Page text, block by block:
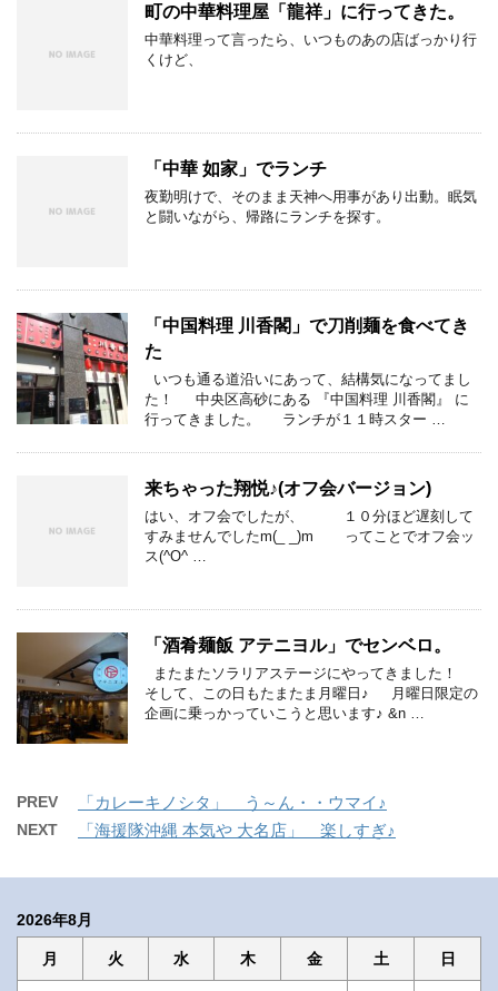
町の中華料理屋「龍祥」に行ってきた。
中華料理って言ったら、いつものあの店ばっかり行
くけど、
「中華 如家」でランチ
夜勤明けで、そのまま天神へ用事があり出動。眠気
と闘いながら、帰路にランチを探す。
「中国料理 川香閣」で刀削麺を食べてき
た
いつも通る道沿いにあって、結構気になってまし
た！ 中央区高砂にある 『中国料理 川香閣』 に
行ってきました。 ランチが１１時スター …
来ちゃった翔悦♪(オフ会バージョン)
はい、オフ会でしたが、 １０分ほど遅刻して
すみませんでしたm(_ _)m ってことでオフ会ッ
ス(^O^ …
「酒肴麺飯 アテニヨル」でセンベロ。
またまたソラリアステージにやってきました！
そして、この日もたまたま月曜日♪ 月曜日限定の
企画に乗っかっていこうと思います♪ &n …
PREV 「カレーキノシタ」 う～ん・・ウマイ♪
NEXT 「海援隊沖縄 本気や 大名店」 楽しすぎ♪
2026年8月
月 火 水 木 金 土 日